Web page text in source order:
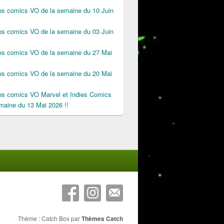
comics VO de la semaine du 10 Juin
comics VO de la semaine du 03 Juin
comics VO de la semaine du 27 Mai
comics VO de la semaine du 20 Mai
comics VO Marvel et Indies Comics
du 13 Mai 2026 !!
Thème : Catch Box parThèmes Catch